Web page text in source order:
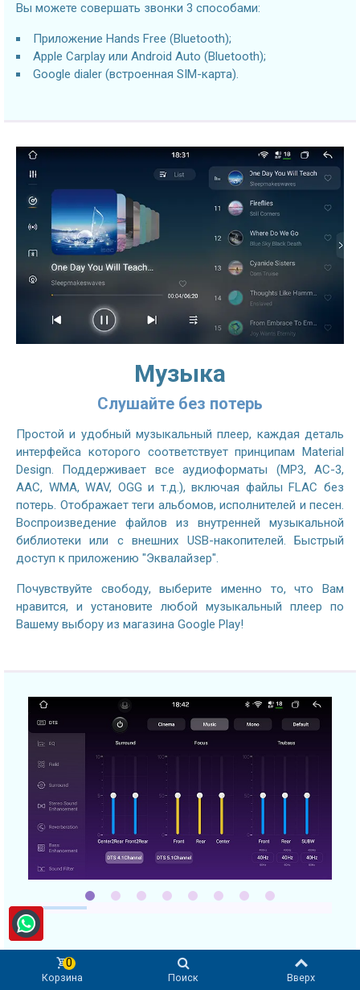
Вы можете совершать звонки 3 способами:
Приложение Hands Free (Bluetooth);
Apple Carplay или Android Auto (Bluetooth);
Google dialer (встроенная SIM-карта).
Музыка
Слушайте без потерь
Простой и удобный музыкальный плеер, каждая деталь
интерфейса которого соответствует принципам Material
Design. Поддерживает все аудиоформаты (MP3, AC-3,
AAC, WMA, WAV, OGG и т.д.), включая файлы FLAC без
потерь. Отображает теги альбомов, исполнителей и песен.
Воспроизведение файлов из внутренней музыкальной
библиотеки или с внешних USB-накопителей. Быстрый
доступ к приложению "Эквалайзер".
Почувствуйте свободу, выберите именно то, что Вам
нравится, и установите любой музыкальный плеер по
Вашему выбору из магазина Google Play!
Превосходное качество
Корзина
0
Поиск Вверх